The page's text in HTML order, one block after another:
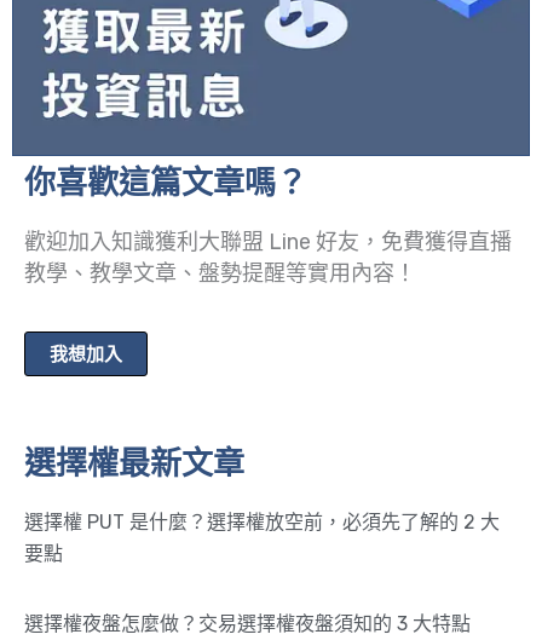
你喜歡這篇文章嗎？
歡迎加入知識獲利大聯盟 Line 好友，免費獲得直播
教學、教學文章、盤勢提醒等實用內容！
我想加入
選擇權最新文章
選擇權 PUT 是什麼？選擇權放空前，必須先了解的 2 大
要點
選擇權夜盤怎麼做？交易選擇權夜盤須知的 3 大特點